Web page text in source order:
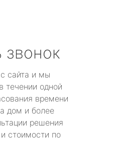
звонок
сайта и мы
течении одной
времени
дом и более
решения
стоимости по